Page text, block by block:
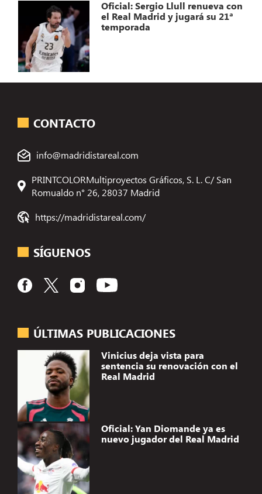
Oficial: Sergio Llull renueva con
el Real Madrid y jugará su 21ª
temporada
ÚLTIMAS PUBLICACIONES
Vinicius deja vista para
sentencia su renovación con el
Real Madrid
Oficial: Yan Diomande ya es
nuevo jugador del Real Madrid
CONTACTO
info@madridistareal.com
PRINTCOLORMultiproyectos Gráficos, S. L. C/ San
Romualdo n° 26, 28037 Madrid
https://madridistareal.com/
SÍGUENOS